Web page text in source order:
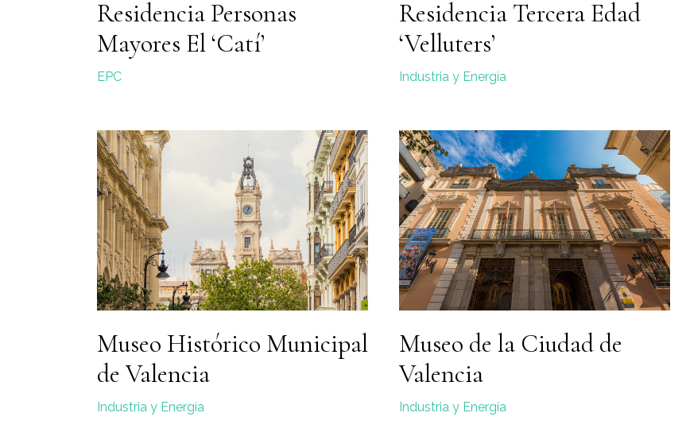
Residencia Personas
Mayores El ‘Catí’
EPC
Residencia Tercera Edad
‘Velluters’
Industria y Energía
Museo Histórico Municipal
de Valencia
Industria y Energía
Museo de la Ciudad de
Valencia
Industria y Energía